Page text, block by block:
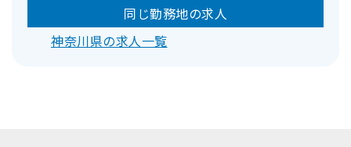
同じ勤務地の求人
神奈川県の求人一覧